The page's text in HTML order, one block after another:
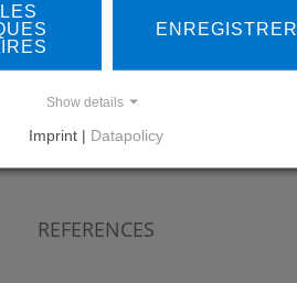
MORE ABOUT
OUR REFERENCES
REFERENCES
ENREGISTRER
Show details
Imprint | Datapolicy